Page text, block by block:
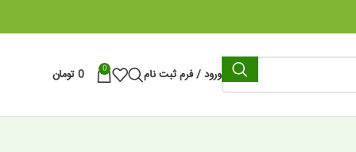
ورود / فرم ثبت نام 0
0 تومان